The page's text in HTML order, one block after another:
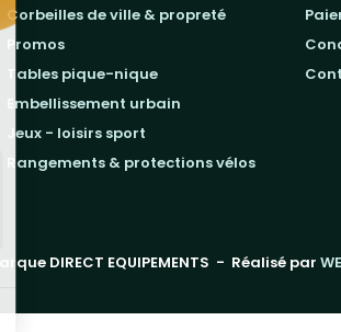
corbeilles de ville & propreté
promos
tables pique-nique
embellissement urbain
jeux - loisirs sport
rangements & protections vélos
DIRECT EQUIPEMENTS - Réalisé par